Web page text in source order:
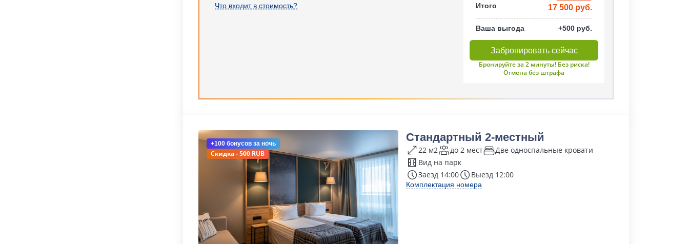
Что входит в стоимость? Итого 17 500 руб.
Ваша выгода +500 руб.
Забронировать сейчас
Бронируйте за 2 минуты! Без риска!
Отмена без штрафа
+100 бонусов за ночь
Скидка - 500 RUB
Стандартный 2-местный
22 м2 до 2 мест
Две односпальные кровати
Вид на парк
Заезд 14:00
Выезд 12:00
Комплектация номера